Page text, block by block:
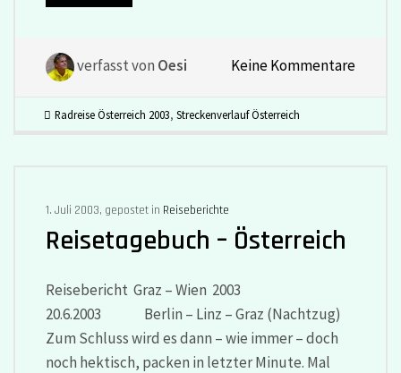
verfasst von Oesi Keine Kommentare
Radreise Österreich 2003, Streckenverlauf Österreich
1. Juli 2003, gepostet in Reiseberichte
Reisetagebuch – Österreich
Reisebericht Graz – Wien 2003
20.6.2003 Berlin – Linz – Graz (Nachtzug)
Zum Schluss wird es dann – wie immer – doch
noch hektisch, packen in letzter Minute. Mal